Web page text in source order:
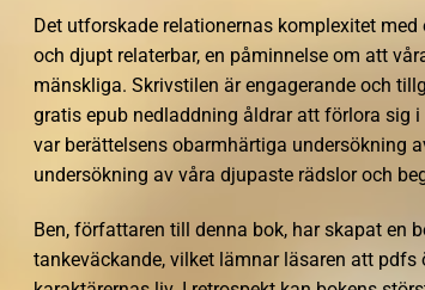
Det utforskade relationernas komplexitet
och djupt relaterbar, en påminnelse om att
mänskliga. Skrivstilen är engagerande och
gratis epub nedladdning åldrar att förlora sig
var berättelsens obarmhärtiga undersökning
undersökning av våra djupaste rädslor och
Ben, författaren till denna bok, har skapat en
tankeväckande, vilket lämnar läsaren att pdfs